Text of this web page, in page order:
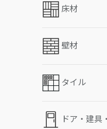
床材
壁材
タイル
ドア・建具